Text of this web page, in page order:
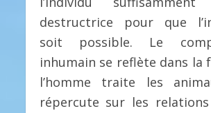
destructrice pour que
soit possible. Le
inhumain se reflète dans la
l’homme traite les
répercute sur les